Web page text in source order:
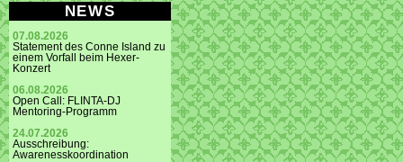
NEWS
07.08.2026
Statement des Conne Island zu
einem Vorfall beim Hexer-
Konzert
06.08.2026
Open Call: FLINTA-DJ
Mentoring-Programm
24.07.2026
Ausschreibung:
Awarenesskoordination